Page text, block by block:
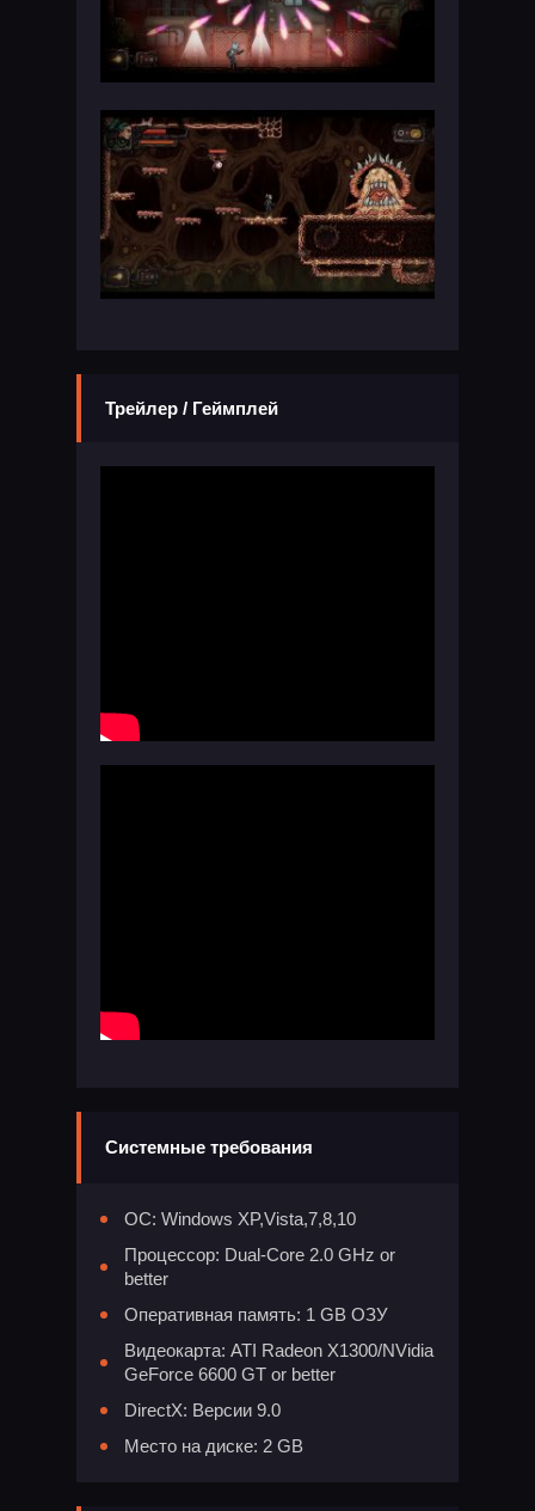
Трейлер / Геймплей
Системные требования
ОС: Windows XP,Vista,7,8,10
Процессор: Dual-Core 2.0 GHz or
better
Оперативная память: 1 GB ОЗУ
Видеокарта: ATI Radeon X1300/NVidia
GeForce 6600 GT or better
DirectX: Версии 9.0
Место на диске: 2 GB